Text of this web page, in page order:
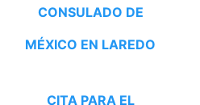
CONSULADO DE
MÉXICO EN LAREDO
CITA PARA EL